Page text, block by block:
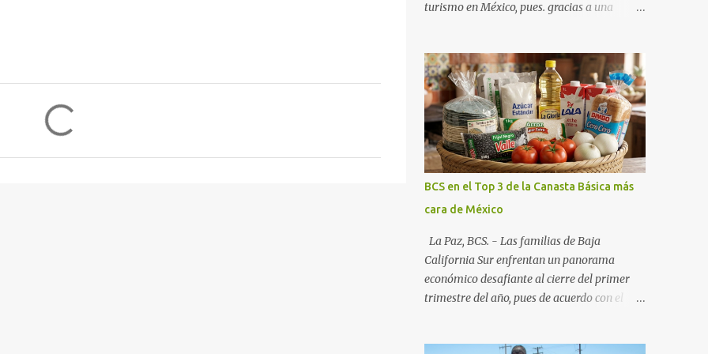
turismo en México, pues. gracias a una
fideicomisos de promoción, la entidad
proyecta un cierre de año marcado por una
ocupación hotelera robusta, una
conectividad aérea en ascenso y una
derrama económica sin precedentes. Las
proyecciones para este periodo vacacional
son optimistas, con un promedio estatal que
supera el 70% . Sin embargo, la sorpresa del
año la ha dado el norte del estado. Comondú
encabeza las expectativas con un
impresionante 89% de ocupación,
impulsado por el interés creciente en el
turismo de naturaleza. Le siguen destinos
Nuevo). La Paz: 66%. Loreto: 58%. Mulegé:
BCS en el Top 3 de la Canasta Básica más
cara de México
La Paz, BCS. - Las familias de Baja
California Sur enfrentan un panorama
económico desafiante al cierre del primer
trimestre del año, pues de acuerdo con el